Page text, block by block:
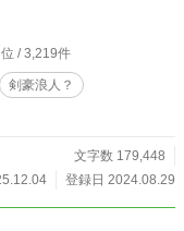
位 / 3,219件
剣豪浪人？
文字数 179,448
登録日 2024.08.29